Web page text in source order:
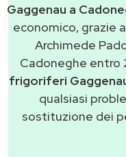
Gaggenau a
economico, grazie
Archimede
Cadoneghe entro
frigoriferi
qualsiasi
sostituzione dei